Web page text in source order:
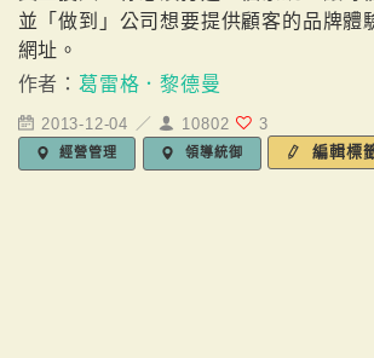
並「做到」公司想要提供顧客的品牌體
網址。
作者： 葛雷格．黎德曼
2013-12-04 ／ 10802 3
經營管理 領導統御 編輯標